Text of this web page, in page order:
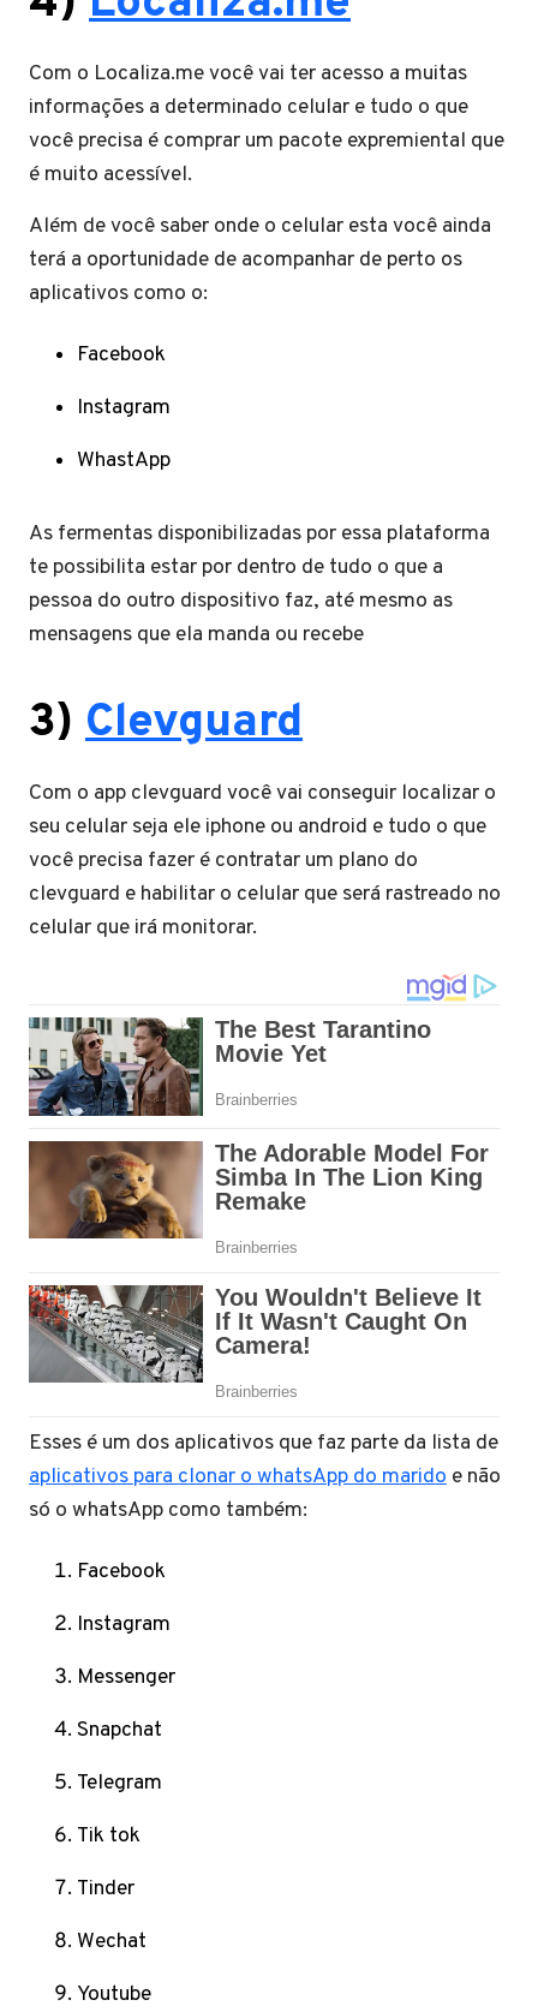
Com o Localiza.me você vai ter acesso a muitas
informações a determinado celular e tudo o que
você precisa é comprar um pacote expremiental que
é muito acessível.
Além de você saber onde o celular esta você ainda
terá a oportunidade de acompanhar de perto os
aplicativos como o:
Facebook
Instagram
WhastApp
As fermentas disponibilizadas por essa plataforma
te possibilita estar por dentro de tudo o que a
pessoa do outro dispositivo faz, até mesmo as
mensagens que ela manda ou recebe
3) Clevguard
Com o app clevguard você vai conseguir localizar o
seu celular seja ele iphone ou android e tudo o que
você precisa fazer é contratar um plano do
clevguard e habilitar o celular que será rastreado no
celular que irá monitorar.
Esses é um dos aplicativos que faz parte da lista de
aplicativos para clonar o whatsApp do marido e não
só o whatsApp como também:
Facebook
Instagram
Messenger
Snapchat
Telegram
Tik tok
Tinder
Wechat
Youtube